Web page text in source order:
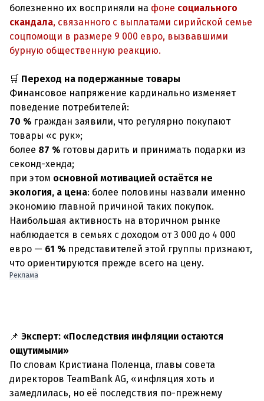
болезненно их восприняли на фоне социального
скандала, связанного с выплатами сирийской семье
соцпомощи в размере 9 000 евро, вызвавшими
бурную общественную реакцию.
🛒 Переход на подержанные товары
Финансовое напряжение кардинально изменяет
поведение потребителей:
70 % граждан заявили, что регулярно покупают
товары «с рук»;
более 87 % готовы дарить и принимать подарки из
секонд-хенда;
при этом основной мотивацией остаётся не
экология, а цена: более половины назвали именно
экономию главной причиной таких покупок.
Наибольшая активность на вторичном рынке
наблюдается в семьях с доходом от 3 000 до 4 000
евро — 61 % представителей этой группы признают,
что ориентируются прежде всего на цену.
Реклама
📌 Эксперт: «Последствия инфляции остаются
ощутимыми»
По словам Кристиана Поленца, главы совета
директоров TeamBank AG, «инфляция хоть и
замедлилась, но её последствия по-прежнему